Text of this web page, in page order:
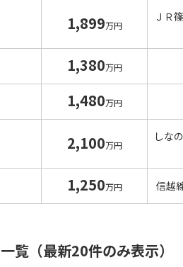
1,899万円
ＪＲ
1,380万円
1,480万円
2,100万円
しな
1,250万円 信越
覧（最新20件のみ表示）